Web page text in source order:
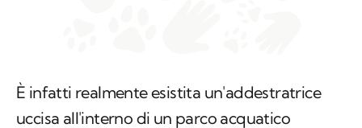
È infatti realmente esistita un'addestratrice
uccisa all'interno di un parco acquatico